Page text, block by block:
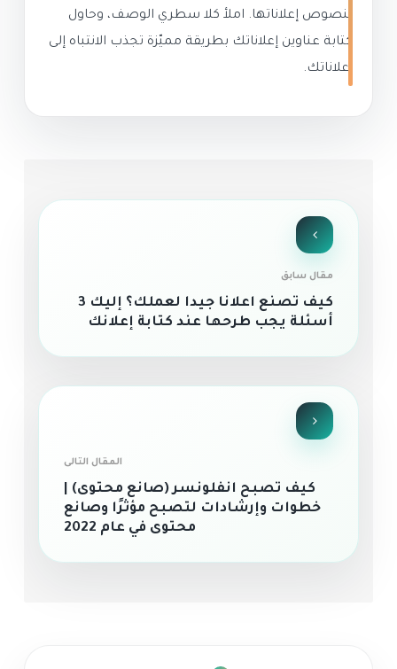
لنصوص إعلاناتها. املأ كلا سطري الوصف، وحاول
كتابة عناوين إعلاناتك بطريقة مميّزة تجذب الانتباه إلى
إعلاناتك.
مقال سابق
كيف تصنع اعلانا جيدا لعملك؟ إليك 3
أسئلة يجب طرحها عند كتابة إعلانك
المقال التالى
كيف تصبح انفلونسر (صانع محتوى) |
خطوات وإرشادات لتصبح مؤثرًا وصانع
محتوى في عام 2022